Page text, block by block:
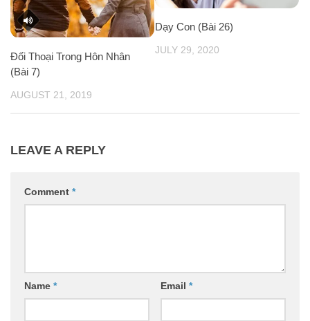
Đối Thoại Trong Hôn Nhân
(Bài 7)
AUGUST 21, 2019
Dạy Con (Bài 26)
JULY 29, 2020
LEAVE A REPLY
Comment *
Name * Email *